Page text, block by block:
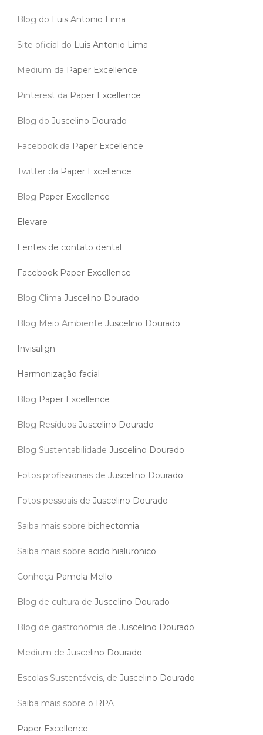
Blog do Luis Antonio Lima
Site oficial do Luis Antonio Lima
Medium da Paper Excellence
Pinterest da Paper Excellence
Blog do Juscelino Dourado
Facebook da Paper Excellence
Twitter da Paper Excellence
Blog Paper Excellence
Elevare
Lentes de contato dental
Facebook Paper Excellence
Blog Clima Juscelino Dourado
Blog Meio Ambiente Juscelino Dourado
Invisalign
Harmonização facial
Blog Paper Excellence
Blog Resíduos Juscelino Dourado
Blog Sustentabilidade Juscelino Dourado
Fotos profissionais de Juscelino Dourado
Fotos pessoais de Juscelino Dourado
Saiba mais sobre bichectomia
Saiba mais sobre acido hialuronico
Conheça Pamela Mello
Blog de cultura de Juscelino Dourado
Blog de gastronomia de Juscelino Dourado
Medium de Juscelino Dourado
Escolas Sustentáveis, de Juscelino Dourado
Saiba mais sobre o RPA
Paper Excellence